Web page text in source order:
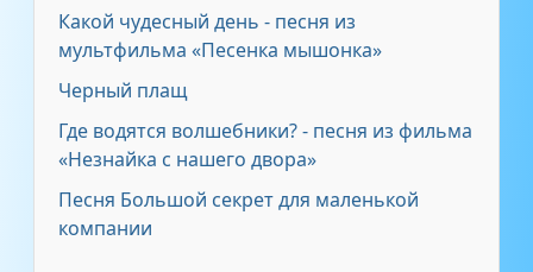
Юрий Антонов - Море
ВИА Лейся, песня - Качается
Вагон
Алла Пугачева - Миллион алых
роз
Какой чудесный день - песня из
мультфильма «Песенка мышонка»
Черный плащ
Где водятся волшебники? - песня из фильма
«Незнайка с нашего двора»
Песня Большой секрет для маленькой
компании